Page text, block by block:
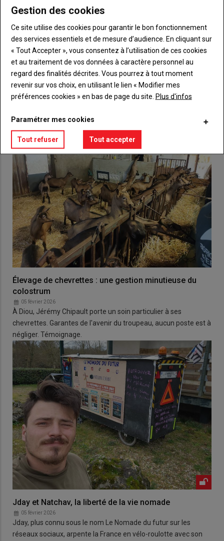
compte pour accéder à tout {nom-site}.
Lien Créez un compte
VOUS AIMEREZ AUSSI
Élevage de chevrettes : une gestion minutieuse du
colostrum
05 février 2026
À Diou, Jérémy Chipault porte un soin particulier à ses
chevrettes. Garantes de l'avenir du troupeau, aucun poste est à
négliger. Témoignage.
Jday et Natchav, la liberté de la vie nomade
05 février 2026
Jday, plus connu sous le nom Le Nomade du futur sur les
réseaux sociaux, arpente la France en vélo-roulotte avec son
Gestion des cookies
Ce site utilise des cookies pour garantir le bon fonctionnement
des services essentiels et de mesure d’audience. En cliquant sur
« Tout Accepter », vous consentez à l’utilisation de ces cookies
et au traitement de vos données à caractère personnel au
regard des finalités décrites. Vous pourrez à tout moment
revenir sur vos choix, en utilisant le lien « Modifier mes
préférences cookies » en bas de page du site. Plus d'infos
Paramétrer mes cookies
Tout refuser Tout accepter